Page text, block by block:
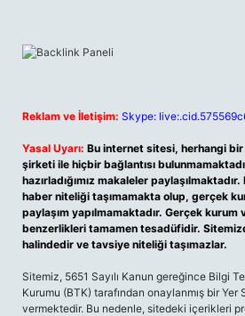
Reklam ve İletişim: Skype:
Yasal Uyarı: Bu internet sitesi, herhangi
şirketi ile hiçbir bağlantısı
hazırladığımız makaleler
haber niteliği taşımamakta olup, gerçek
paylaşım yapılmamaktadır. Gerçek kurum
benzerlikleri tamamen tesadüfidir.
halindedir ve tavsiye niteliği taşımazlar.
Sitemiz, 5651 Sayılı Kanun gereğince Bilgi
Kurumu (BTK) tarafından onaylanmış bir Yer
vermektedir. Bu nedenle, sitedeki içerikleri